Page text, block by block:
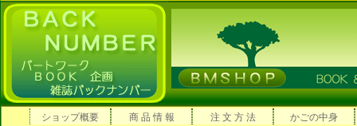
ショップ概要 商 品 情 報 注 文 方 法 かごの中身